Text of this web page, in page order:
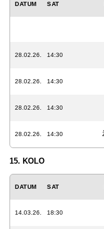
DATUM SAT
28.02.26. 14:30
28.02.26. 14:30
28.02.26. 14:30
28.02.26. 14:30
15. KOLO
DATUM SAT
14.03.26. 18:30